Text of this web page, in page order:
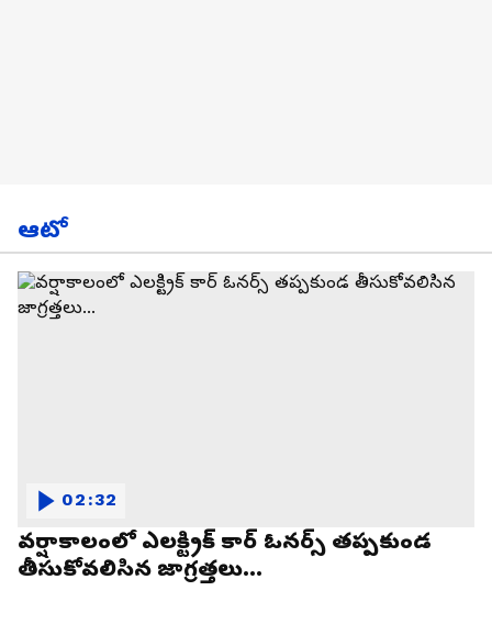
ఆటో
వర్షాకాలంలో ఎలక్ట్రిక్ కార్ ఓనర్స్ తప్పకుండ
తీసుకోవలిసిన జాగ్రత్తలు...
02:32